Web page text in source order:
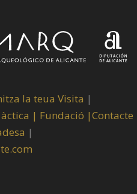
la teua Visita |
| Fundació |Contacte
|